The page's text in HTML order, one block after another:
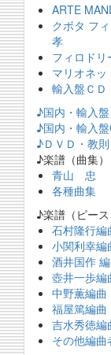
ARTE
クボタ フ
孝
フィロドリ
マリオネッ
輸入盤ＣＤ
♪国内・輸入盤
♪国内・輸入盤
♪ＤＶＤ・教則
♪楽譜（曲集）
青山 忠
各種曲集
♪楽譜（ピー
石村隆行編
小関利幸編
酒井国作
壺井一歩編
中野薫編曲
福屋篤編曲
吉水秀徳編
その他編曲